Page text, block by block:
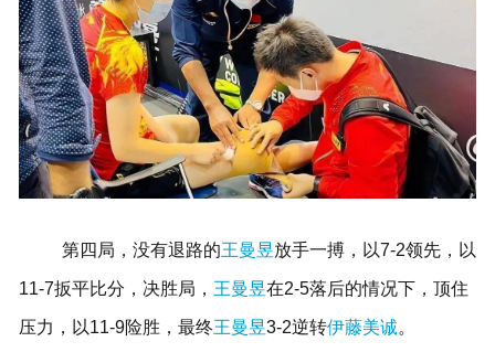
第四局，没有退路的王曼昱放手一搏，以7-2领先，以
11-7扳平比分，决胜局， 王曼昱在2-5落后的情况下，顶住
压力，以11-9险胜，最终王曼昱3-2逆转伊藤美诚。